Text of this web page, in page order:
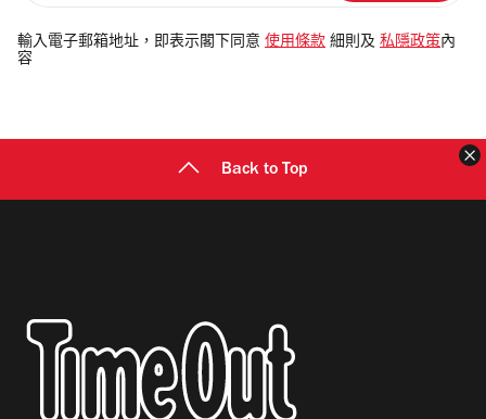
電
郵
輸入電子郵箱地址，即表示閣下同意 使用條款 細則及 私隱政策 內
容
Back to Top